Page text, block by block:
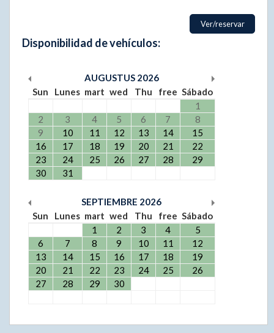
Ver/reservar
Disponibilidad de vehículos:
AUGUSTUS 2026
Sun
Lunes mart wed Thu free Sábado
1
2
3 4 5 6 7
8
9
10 11 12 13 14
15
16
17 18 19 20 21
22
23
24 25 26 27 28
29
30
31
SEPTIEMBRE 2026
Sun
Lunes mart wed Thu free Sábado
1
2 3 4
5
6
7 8 9 10 11
12
13
14 15 16 17 18
19
20
21 22 23 24 25
26
27
28 29 30